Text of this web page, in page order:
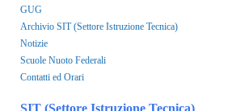
GUG
Archivio SIT (Settore Istruzione Tecnica)
Notizie
Scuole Nuoto Federali
Contatti ed Orari